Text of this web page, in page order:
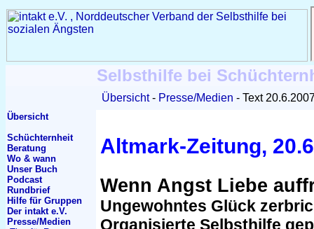
Selbsthilfe bei
Übersicht Presse/Medien Text
Übersicht
Schüchternheit
Beratung
Wo & wann
Unser Buch
Podcast
Rundbrief
Hilfe für Gruppen
Der intakt e.V.
Presse/Medien
Altmark-Zeitung,
Wenn Angst Liebe
Ungewohntes Glück
Organisierte Selbsthilfe